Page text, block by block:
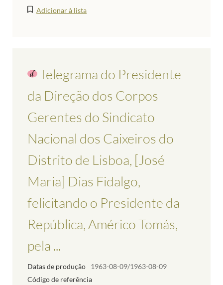
Adicionar à lista
Telegrama do Presidente
da Direção dos Corpos
Gerentes do Sindicato
Nacional dos Caixeiros do
Distrito de Lisboa, [José
Maria] Dias Fidalgo,
felicitando o Presidente da
República, Américo Tomás,
pela ...
Datas de produção
1963-08-09/1963-08-09
Código de referência